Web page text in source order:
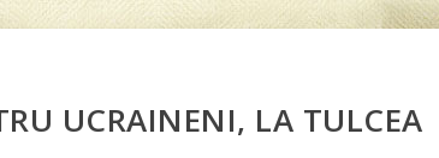
UCRAINENI, LA TULCEA